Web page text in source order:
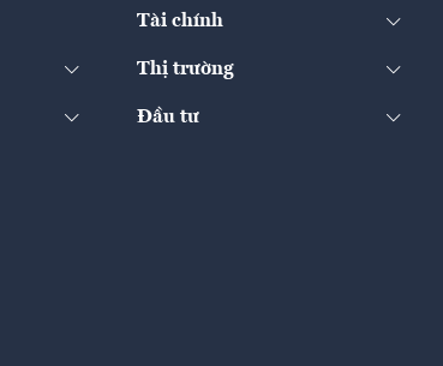
Tài chính
Thị trường
Đầu tư